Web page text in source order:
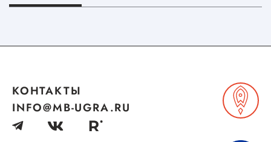
КОНТАКТЫ
INFO@MB-UGRA.RU